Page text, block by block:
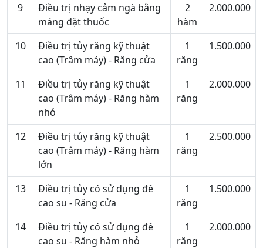
9
Điều trị nhạy cảm ngà bằng
máng đặt thuốc
2
hàm
2.000.000
10
Điều trị tủy răng kỹ thuật
cao (Trâm máy) - Răng cửa
1
răng
1.500.000
11
Điều trị tủy răng kỹ thuật
cao (Trâm máy) - Răng hàm
nhỏ
1
răng
2.000.000
12
Điều trị tủy răng kỹ thuật
cao (Trâm máy) - Răng hàm
lớn
1
răng
2.500.000
13
Điều trị tủy có sử dụng đê
cao su - Răng cửa
1
răng
1.500.000
14
Điều trị tủy có sử dụng đê
cao su - Răng hàm nhỏ
1
răng
2.000.000